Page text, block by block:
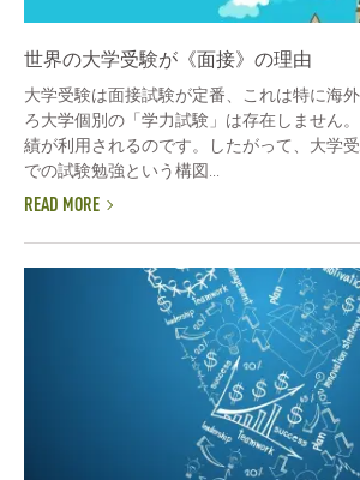
世界の大学受験が《面接》の理由
大学受験は面接試験が定番、これは特に海
ろ大学個別の「学力試験」は存在しません
績が利用されるのです。したがって、大学
での試験勉強という構図...
READ MORE